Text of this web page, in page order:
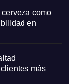
como
en
clientes más